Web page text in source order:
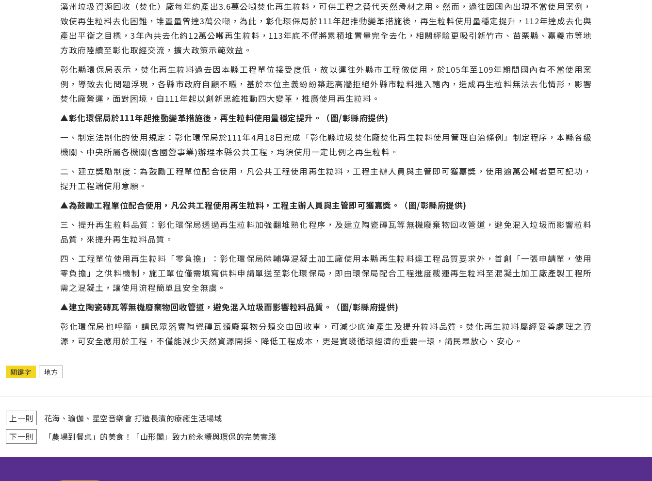
溪州垃圾資源回收（焚化）廠每年約產出3.6萬公噸焚化再生粒料，可供工程之替代天然骨材之用。然而，過往因國內出現不當使用案例，
致使再生粒料去化困難，堆置量曾達3萬公噸，為此，彰化環保局於111年起推動變革措施後，再生粒料使用量穩定提升，112年達成去化與
產出平衡之目標，3年內共去化約12萬公噸再生粒料，113年底不僅將累積堆置量完全去化，相關經驗更吸引新竹市、苗栗縣、嘉義市等地
方政府陸續至彰化取經交流，擴大政策示範效益。
彰化縣環保局表示，焚化再生粒料過去因本縣工程單位接受度低，故以運往外縣市工程做使用，於105年至109年期間國內有不當使用案
例，導致去化問題浮現，各縣市政府自顧不暇，基於本位主義紛紛築起高牆拒絕外縣市粒料進入轄內，造成再生粒料無法去化情形，影響
焚化廠營運，面對困境，自111年起以創新思維推動四大變革，推廣使用再生粒料。
▲彰化環保局於111年起推動變革措施後，再生粒料使用量穩定提升。（圖/彰縣府提供)
一、制定法制化的使用規定：彰化環保局於111年4月18日完成「彰化縣垃圾焚化廠焚化再生粒料使用管理自治條例」制定程序，本縣各級
機關、中央所屬各機關(含國營事業)辦理本縣公共工程，均須使用一定比例之再生粒料。
二、建立獎勵制度：為鼓勵工程單位配合使用，凡公共工程使用再生粒料，工程主辦人員與主管即可獲嘉獎，使用逾萬公噸者更可記功，
提升工程端使用意願。
▲為鼓勵工程單位配合使用，凡公共工程使用再生粒料，工程主辦人員與主管即可獲嘉獎。（圖/彰縣府提供)
三、提升再生粒料品質：彰化環保局透過再生粒料加強翻堆熟化程序，及建立陶瓷磚瓦等無機廢棄物回收管道，避免混入垃圾而影響粒料
品質，來提升再生粒料品質。
四、工程單位使用再生粒料「零負擔」：彰化環保局除輔導混凝土加工廠使用本縣再生粒料達工程品質要求外，首創「一張申請單，使用
零負擔」之供料機制，施工單位僅需填寫供料申請單送至彰化環保局，即由環保局配合工程進度載運再生粒料至混凝土加工廠產製工程所
需之混凝土，讓使用流程簡單且安全無虞。
▲建立陶瓷磚瓦等無機廢棄物回收管道，避免混入垃圾而影響粒料品質。（圖/彰縣府提供)
彰化環保局也呼籲，請民眾落實陶瓷磚瓦類廢棄物分類交由回收車，可減少底渣產生及提升粒料品質。焚化再生粒料屬經妥善處理之資
源，可安全應用於工程，不僅能減少天然資源開採、降低工程成本，更是實踐循環經濟的重要一環，請民眾放心、安心。
關鍵字 地方
上一則
花海、瑜伽、星空音樂會 打造長濱的療癒生活場域
下一則
「農場到餐桌」的美食！「山形閣」致力於永續與環保的完美實踐